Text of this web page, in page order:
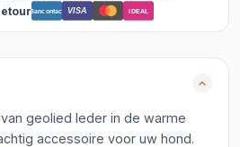
Bancontact VISA iDEAL
geolied leder in de warme
accessoire voor uw hond.